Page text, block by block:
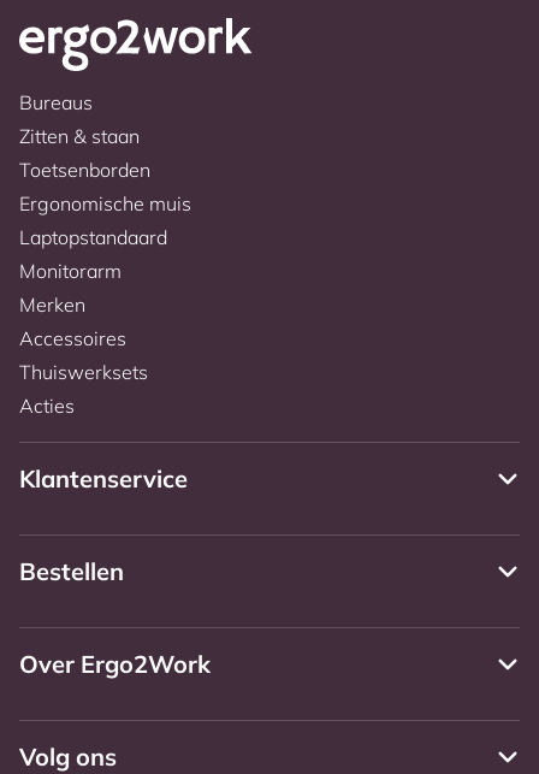
Bureaus
Zitten & staan
Toetsenborden
Ergonomische muis
Laptopstandaard
Monitorarm
Merken
Accessoires
Thuiswerksets
Acties
Klantenservice
Bestellen
Over Ergo2Work
Volg ons